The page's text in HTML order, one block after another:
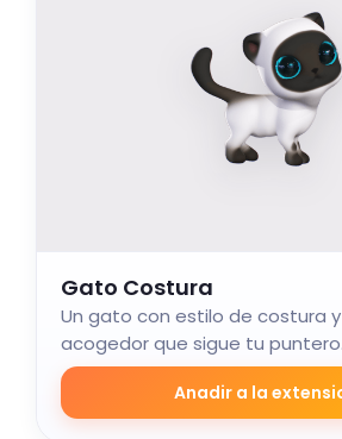
Gato Costura
Un gato con estilo de costura
acogedor que sigue tu puntero.
Anadir a la